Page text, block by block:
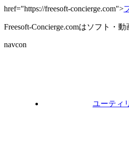
href="https://freesoft-concierge.com">
Freesoft-Concierge.comはソフト・
navcon
ユーティ